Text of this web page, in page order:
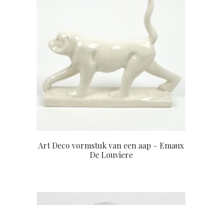
Art Deco vormstuk van een aap – Emaux
De Louviere